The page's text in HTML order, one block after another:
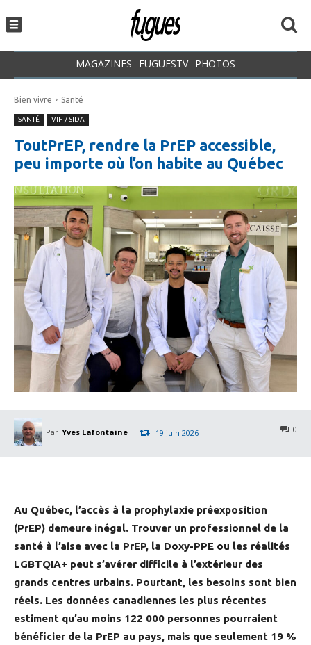
MAGAZINES FUGUESTV PHOTOS
Bien vivre Santé
SANTÉ VIH / SIDA
ToutPrEP, rendre la PrEP accessible,
peu importe où l’on habite au Québec
Par Yves Lafontaine 0
19 juin 2026
Au Québec, l’accès à la prophylaxie préexposition
(PrEP) demeure inégal. Trouver un professionnel de la
santé à l’aise avec la PrEP, la Doxy-PPE ou les réalités
LGBTQIA+ peut s’avérer difficile à l’extérieur des
grands centres urbains. Pourtant, les besoins sont bien
réels. Les données canadiennes les plus récentes
estiment qu’au moins 122 000 personnes pourraient
bénéficier de la PrEP au pays, mais que seulement 19 %